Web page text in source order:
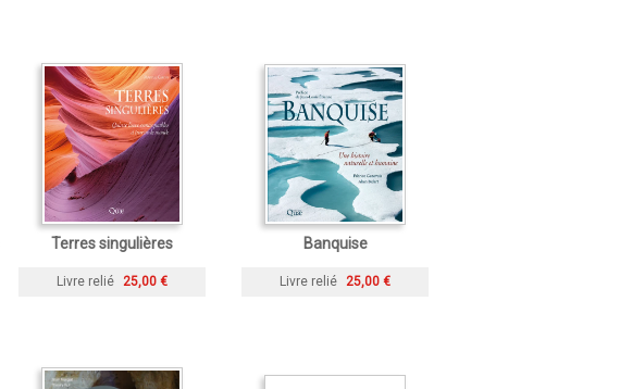
Terres singulières
Livre relié 25,00 €
Banquise
Livre relié 25,00 €